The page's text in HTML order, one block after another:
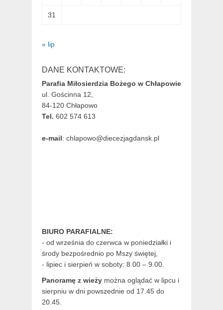
31
« lip
DANE KONTAKTOWE:
Parafia Miłosierdzia Bożego w Chłapowie
ul. Gościnna 12,
84-120 Chłapowo
Tel. 602 574 613
e-mail: chlapowo@diecezjagdansk.pl
BIURO PARAFIALNE:
- od września do czerwca w poniedziałki i
środy bezpośrednio po Mszy świętej,
- lipiec i sierpień w soboty: 8.00 – 9.00.
Panoramę z wieży można oglądać w lipcu i
sierpniu w dni powszednie od 17.45 do
20.45.